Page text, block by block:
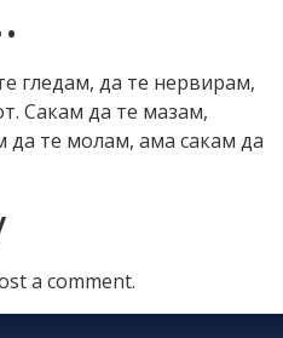
гледам, да те нервирам,
Сакам да те мазам,
да те молам, ама сакам да
a comment.